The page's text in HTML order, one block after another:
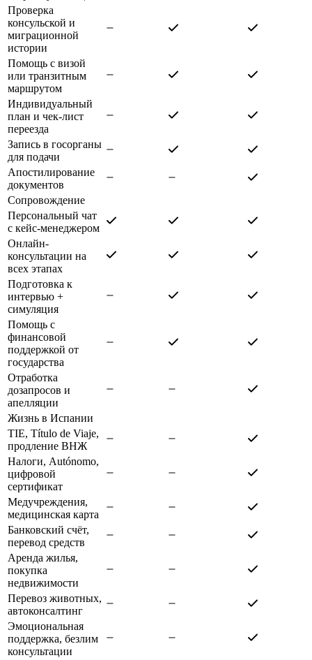
Проверка
консульской и
миграционной
истории
Помощь с визой
или транзитным
маршрутом
Индивидуальный
план и чек-лист
переезда
Запись в госорганы
для подачи
Апостилирование
документов
Сопровождение
Персональный чат
с кейс-менеджером
Онлайн-
консультации на
всех этапах
Подготовка к
интервью +
симуляция
Помощь с
финансовой
поддержкой от
государства
Отработка
дозапросов и
апелляции
Жизнь в Испании
TIE, Título de Viaje,
продление ВНЖ
Налоги, Autónomo,
цифровой
сертификат
Медучреждения,
медицинская карта
Банковский счёт,
перевод средств
Аренда жилья,
покупка
недвижимости
Перевоз животных,
автоконсалтинг
Эмоциональная
поддержка, безлим
консультации